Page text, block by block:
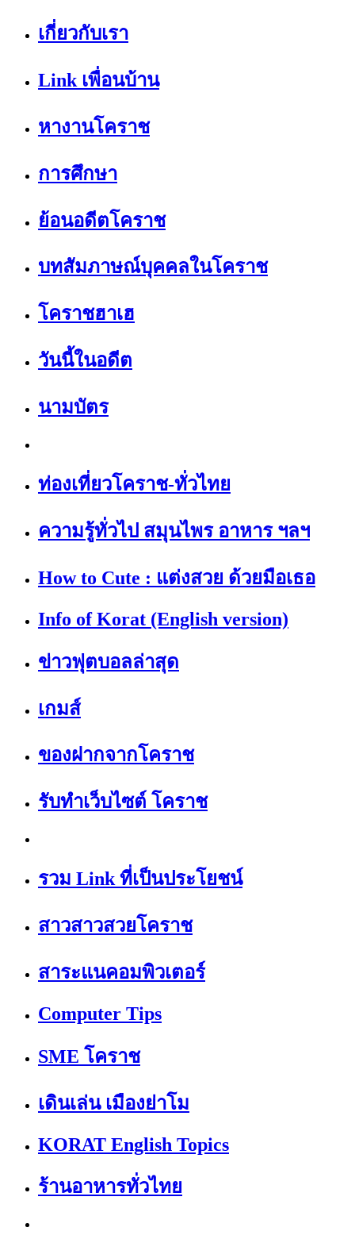
เกี่ยวกับเรา
Link เพื่อนบ้าน
หางานโคราช
การศึกษา
ย้อนอดีตโคราช
บทสัมภาษณ์บุคคลในโคราช
โคราชฮาเฮ
วันนี้ในอดีต
นามบัตร
ท่องเที่ยวโคราช-ทั่วไทย
ความรู้ทั่วไป สมุนไพร อาหาร ฯลฯ
How to Cute : แต่งสวย ด้วยมือเธอ
Info of Korat (English version)
ข่าวฟุตบอลล่าสุด
เกมส์
ของฝากจากโคราช
รับทำเว็บไซต์ โคราช
รวม Link ที่เป็นประโยชน์
สาวสาวสวยโคราช
สาระแนคอมพิวเตอร์
Computer Tips
SME โคราช
เดินเล่น เมืองย่าโม
KORAT English Topics
ร้านอาหารทั่วไทย